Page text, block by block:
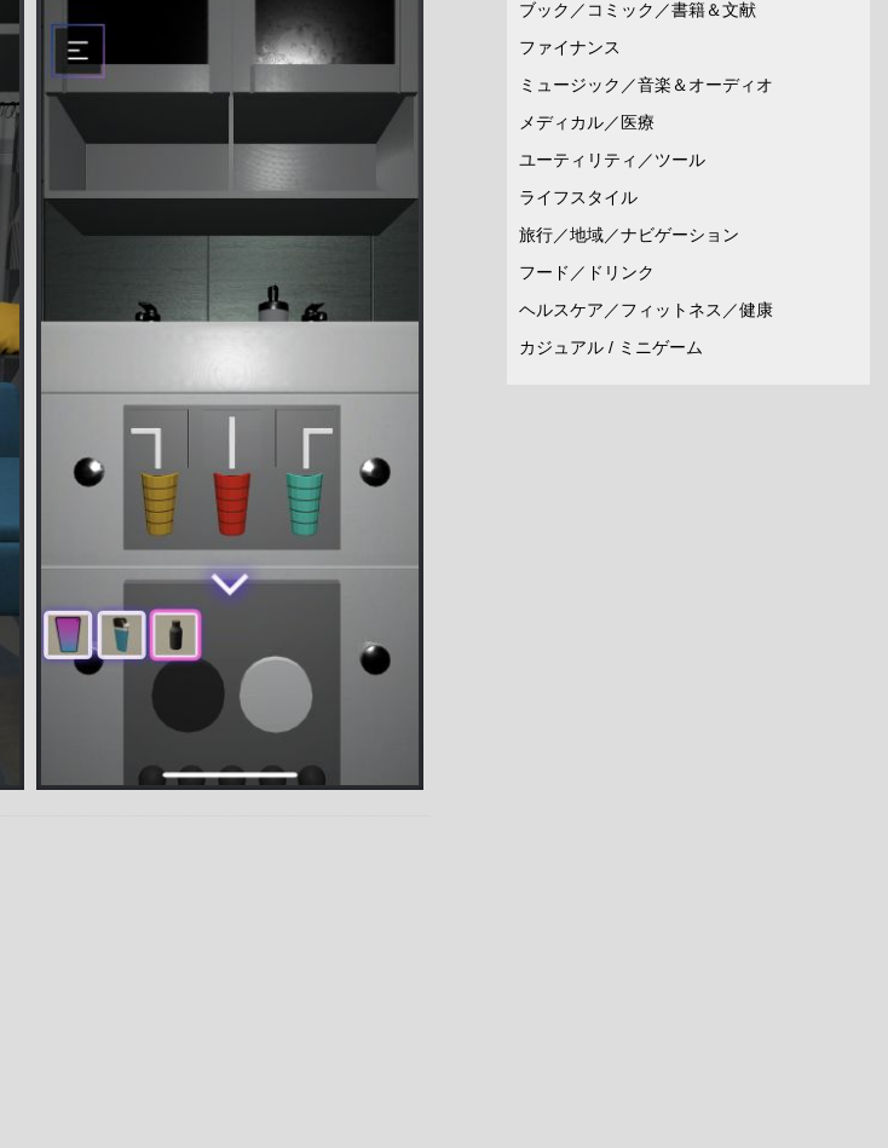
ブック／コミック／書籍＆文献
ファイナンス
ミュージック／音楽＆オーディオ
メディカル／医療
ユーティリティ／ツール
ライフスタイル
旅行／地域／ナビゲーション
フード／ドリンク
ヘルスケア／フィットネス／健康
カジュアル / ミニゲーム